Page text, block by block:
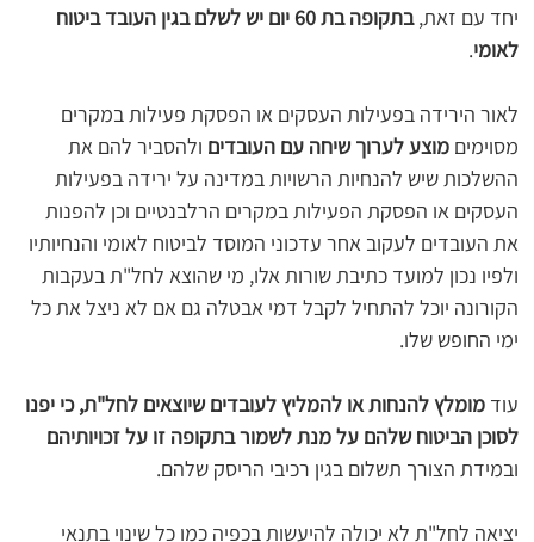
יחד עם זאת,
בתקופה בת 60 יום יש לשלם בגין העובד ביטוח
לאומי.
לאור הירידה בפעילות העסקים או הפסקת פעילות במקרים
מסוימים מוצע לערוך שיחה עם העובדים ולהסביר להם את
ההשלכות שיש להנחיות הרשויות במדינה על ירידה בפעילות
העסקים או הפסקת הפעילות במקרים הרלבנטיים וכן להפנות
את העובדים לעקוב אחר עדכוני המוסד לביטוח לאומי והנחיותיו
ולפיו נכון למועד כתיבת שורות אלו, מי שהוצא לחל"ת בעקבות
הקורונה יוכל להתחיל לקבל דמי אבטלה גם אם לא ניצל את כל
ימי החופש שלו.
עוד מומלץ להנחות או להמליץ לעובדים שיוצאים לחל"ת, כי יפנו
לסוכן הביטוח שלהם על מנת לשמור בתקופה זו על זכויותיהם
ובמידת הצורך תשלום בגין רכיבי הריסק שלהם.
יציאה לחל"ת לא יכולה להיעשות בכפיה כמו כל שינוי בתנאי